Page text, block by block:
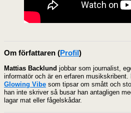
Om författaren (Profil)
Mattias Backlund jobbar som journalist,
informatör och är en erfaren musikskribent.
Glowing Vibe som tipsar om smått och
han inte skriver så busar han antagligen
lagar mat eller fågelskådar.